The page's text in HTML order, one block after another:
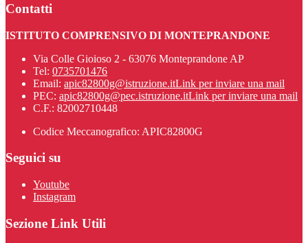
Contatti
ISTITUTO COMPRENSIVO DI MONTEPRANDONE
Via Colle Gioioso 2 - 63076 Monteprandone AP
Tel: 0735701476
Email: apic82800g@istruzione.itLink per inviare una mail
PEC: apic82800g@pec.istruzione.itLink per inviare una mail
C.F.: 82002710448
Codice Meccanografico: APIC82800G
Seguici su
Youtube
Instagram
Sezione Link Utili